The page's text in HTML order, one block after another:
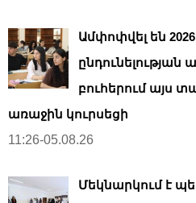
Ամփոփվել են
ընդունելության
բուհերում այս
առաջին կուրսեցի
11:26-05.08.26
Մեկնարկում է